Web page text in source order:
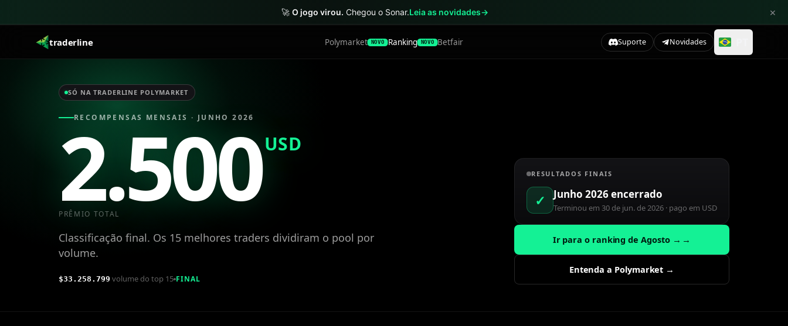
🚀 O jogo virou. Chegou o Sonar.Leia as novidades→ ×
traderline Polymarket NOVO Ranking NOVO Betfair Suporte Novidades
SÓ NA TRADERLINE POLYMARKET
RECOMPENSAS MENSAIS · JUNHO 2026
2.500USD
PRÊMIO TOTAL
Classificação final. Os 15 melhores traders dividiram o pool por
volume.
$33.258.799 volume do top 15 FINAL
RESULTADOS FINAIS
✓ Junho 2026 encerrado
Terminou em 30 de jun. de 2026 · pago em USD
Ir para o ranking de Agosto→
Entenda a Polymarket →